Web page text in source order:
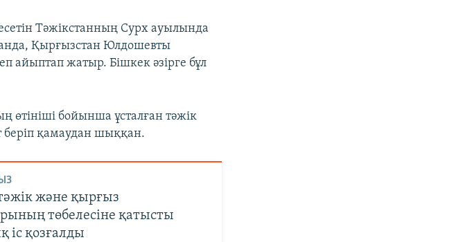
Тәжікстанның Сурх ауылында
Қырғызстан Юлдошевты
айыптап жатыр. Бішкек әзірге бұл
бойынша ұсталған тәжік
қамаудан шыққан.
және қырғыз
төбелесіне қатысты
іс қозғалды